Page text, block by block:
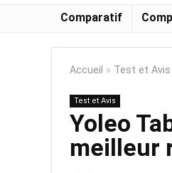
Comparatif
Accueil » Test et Avis
Test et Avis
Yoleo
meilleur